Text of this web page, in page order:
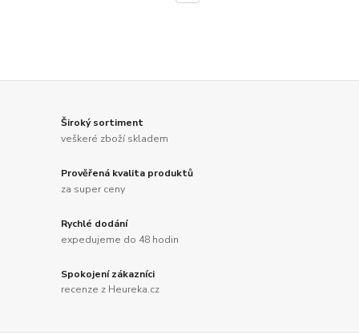
Široký sortiment
veškeré zboží skladem
Prověřená kvalita produktů
za super ceny
Rychlé dodání
expedujeme do 48 hodin
Spokojení zákazníci
recenze z Heureka.cz